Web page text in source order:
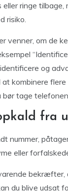
ringe
risiko.
venner, om de
og
kombinere
bør tage
fra
nummer,
eller
du blive udsat